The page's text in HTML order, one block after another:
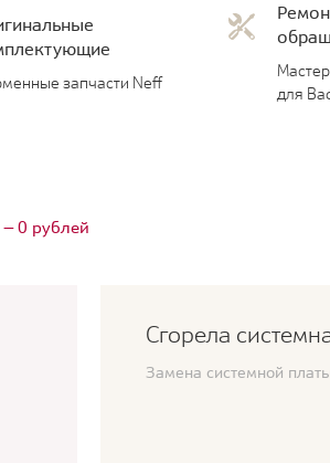
запчасти Neff
для
0 рублей
Сгорела
Замена системной